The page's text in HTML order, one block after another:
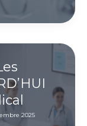
2025